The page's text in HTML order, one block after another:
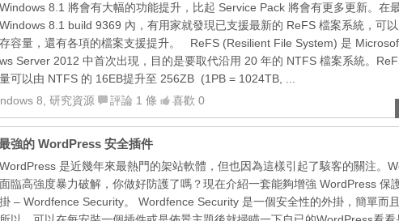
Windows 8.1 將會有大幅的功能提升，比起 Service Pack 將會有更多更新。在
Windows 8.1 build 9369 內，有用家就發現已支援最新的 ReFS 檔案系統，可
存容量，還有各項的檔案支援提升。 ReFS (Resilient File System) 是
ws Server 2012 中首次出現，目的是要取代沿用 20 年的 NTFS 檔案系統。
量可以由 NTFS 的 16EB提升至 256ZB (1PB = 1024TB, ...
8 研究資源 評論 1 條 喜歡 0
強的 WordPress 安全插件
WordPress 是近幾年來最熱門的架站軟體，但也因為這樣引起了駭客的關注。
面臨高強度暴力破解，你做好防護了嗎？現在介紹一套能夠增強 WordPress 保
掛 – Wordfence Security。 Wordfence Security 是一個安全性的外掛，簡單而且